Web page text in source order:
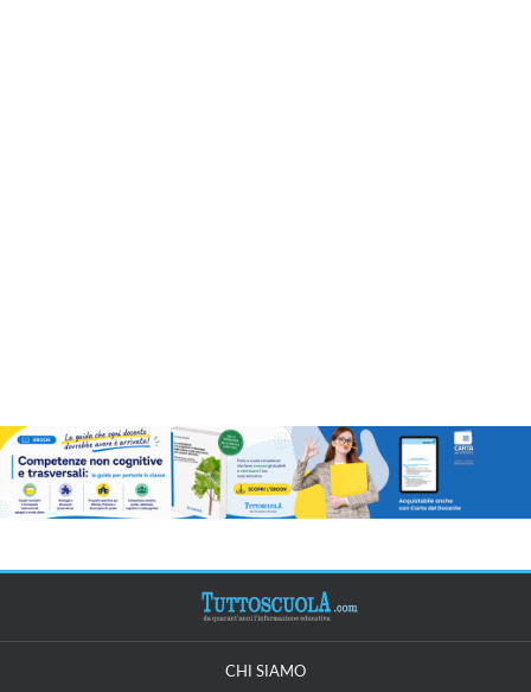
CHI SIAMO